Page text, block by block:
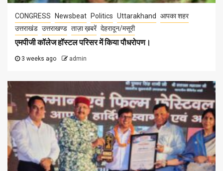
CONGRESS Newsbeat Politics Uttarakhand
आपका शहर
उत्तराखंड उत्तराखण्ड ताज़ा ख़बरें देहरादून/मसूरी
एमपीजी कॉलेज हॉस्टल परिसर में किया पौधरोपण।
3 weeks ago admin